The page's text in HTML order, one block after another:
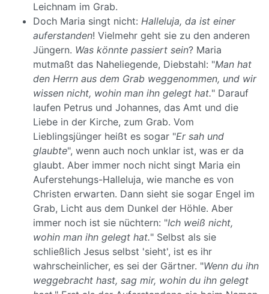
Leichnam im Grab.
Doch Maria singt nicht: Halleluja, da ist einer
auferstanden! Vielmehr geht sie zu den anderen
Jüngern. Was könnte passiert sein? Maria
mutmaßt das Naheliegende, Diebstahl: "Man hat
den Herrn aus dem Grab weggenommen, und wir
wissen nicht, wohin man ihn gelegt hat." Darauf
laufen Petrus und Johannes, das Amt und die
Liebe in der Kirche, zum Grab. Vom
Lieblingsjünger heißt es sogar "Er sah und
glaubte", wenn auch noch unklar ist, was er da
glaubt. Aber immer noch nicht singt Maria ein
Auferstehungs-Halleluja, wie manche es von
Christen erwarten. Dann sieht sie sogar Engel im
Grab, Licht aus dem Dunkel der Höhle. Aber
immer noch ist sie nüchtern: "Ich weiß nicht,
wohin man ihn gelegt hat." Selbst als sie
schließlich Jesus selbst 'sieht', ist es ihr
wahrscheinlicher, es sei der Gärtner. "Wenn du ihn
weggebracht hast, sag mir, wohin du ihn gelegt